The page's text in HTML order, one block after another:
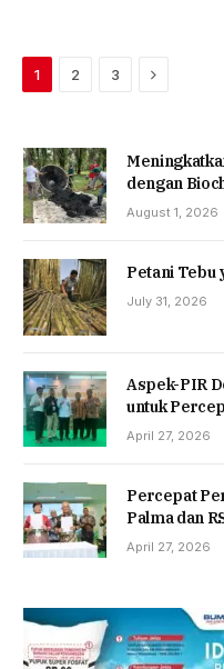
1 2 3 Next
dengan
August 1, 2026
Petani Tebu
July 31, 2026
Aspek-PIR
untuk
April 27, 2026
Percepat
Palma dan
April 27, 2026